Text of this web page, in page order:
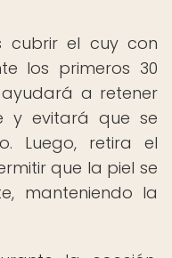
cubrir el cuy con
los primeros 30
a retener
y evitará que se
Luego, retira el
que la piel se
manteniendo la